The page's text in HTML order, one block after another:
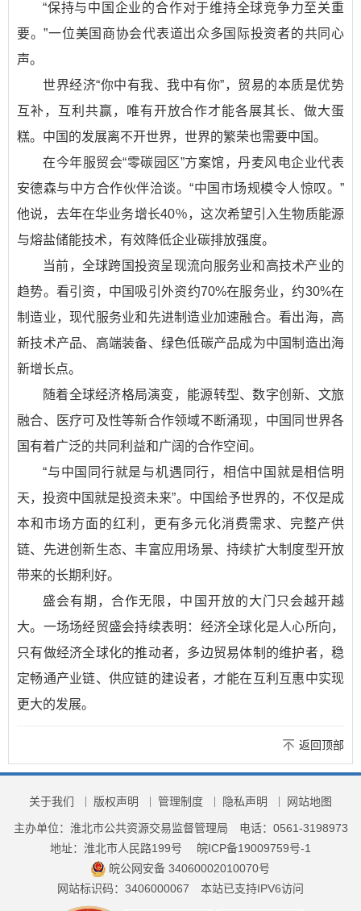
“保持与中国企业的合作对于维持全球竞争力至关重
要。”一位美国商协会代表道出众多国际投资者的共同心
声。
世界经济“你中有我、我中有你”，贸易的本质是优势
互补，互利共赢，唯有开放合作才能各展其长、做大蛋
糕。中国的发展离不开世界，世界的繁荣也需要中国。
在今年服贸会“零碳园区”方案馆，丹麦风电企业代表
安德森与中方合作伙伴洽谈。“中国市场规模令人惊叹。”
他说，去年在华业务增长40％，这次希望引入生物质能源
与熔盐储能技术，有效降低企业碳排放强度。
当前，全球跨国投资呈现流向服务业和高技术产业的
趋势。看引资，中国吸引外资约70%在服务业，约30%在
制造业，现代服务业和先进制造业加速融合。看出海，高
新技术产品、高端装备、绿色低碳产品成为中国制造出海
新增长点。
随着全球经济格局演变，能源转型、数字创新、文旅
融合、医疗可及性等新合作领域不断涌现，中国同世界各
国有着广泛的共同利益和广阔的合作空间。
“与中国同行就是与机遇同行，相信中国就是相信明
天，投资中国就是投资未来”。中国给予世界的，不仅是成
本和市场方面的红利，更有多元化消费需求、完整产供
链、先进创新生态、丰富应用场景、持续扩大制度型开放
带来的长期利好。
盛会有期，合作无限，中国开放的大门只会越开越
大。一场场经贸盛会持续表明：经济全球化是人心所向，
只有做经济全球化的推动者，多边贸易体制的维护者，稳
定畅通产业链、供应链的建设者，才能在互利互惠中实现
更大的发展。
返回顶部
关于我们 版权声明 管理制度 隐私声明 网站地图
主办单位：淮北市公共资源交易监督管理局
电话：0561-3198973
地址：淮北市人民路199号
皖ICP备19009759号-1
皖公网安备 34060002010070号
网站标识码：3406000067
本站已支持IPV6访问